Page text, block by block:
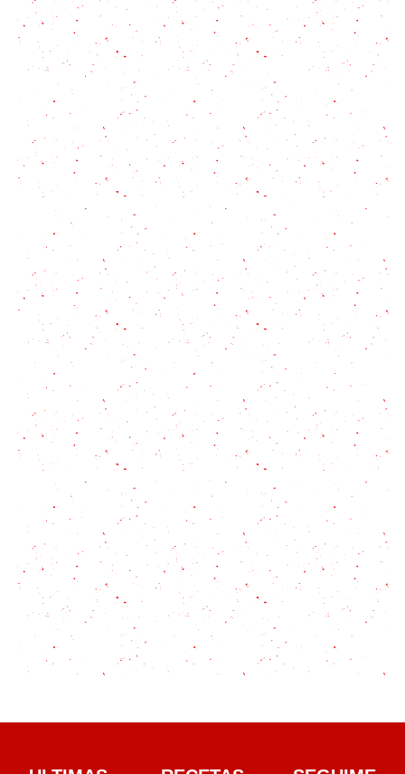
Ajiaco Colombiano de inmigrantes
Ajoblanco: La crema fría típica de Málaga y sus
ingredientes secretos
Crema Ácida Casera: qué es, cómo hacerla y cómo
usarla
Sopa de ajo tradicional o sopa castellana
Sopa de Maní: versión fácil de la famosa sopa de
Elba
Receta de Sudado de Pescado para una comida
con sabor a mar + 5 tips útiles